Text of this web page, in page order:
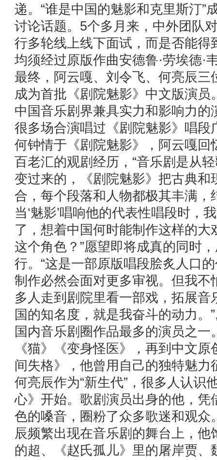
递。“谁是中国的魅影和克里斯汀”
讨论话题。5个多月来，中外团队
行多轮线上线下面试，而是否能得
均须经过原版作曲安德鲁·劳埃德·
最终，阿云嘎、刘令飞、何亮辰三
成为首批《剧院魅影》中文版
中国音乐剧界兼具实力和影响力的
很多场合演唱过《剧院魅影》唱段
何钟情于《剧院魅影》，阿云嘎回
百老汇的观剧经历，“音乐剧是从
变过来的，《剧院魅影》把古典和
合，每个段落和人物都极其丰满，
当‘魅影’唱响他的代表性唱段时，
了，想着中国何时能制作这样的大
这个角色？”愿望即将成真的同时，
行。“这是一部原版唱段脍炙人口
制作必然会面对更多审视。但我不
多人走到剧院里看一部戏，拓展音
国的知名度，就是我奋斗的动力
国内音乐剧圈作品最多的演员之一
《猫》《变身怪医》，再到中文
间失格》，他曾用自己的独特魅力
何亮辰作为“新生代”，很多人认识
心》开始。歌剧演员出身的他，凭
色的嗓音，圈粉了众多歌迷和观众
辰频繁出现在音乐剧的舞台上，他
的超、《赵氏孤儿》里的屠岸贾、